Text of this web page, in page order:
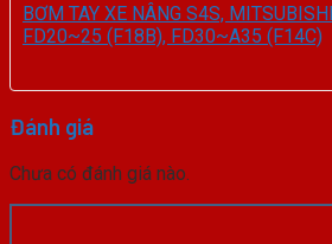
BƠM TAY XE NÂNG S4S,
FD20~25 (F18B), FD30~A35 (F14C)
Đánh giá
Chưa có đánh giá nào.